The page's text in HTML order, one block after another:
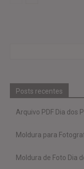
Posts recentes
Arquivo PDF Dia dos
Moldura para
Moldura de Foto Dia